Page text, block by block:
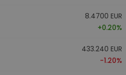
8.4700 EUR
+0.20%
433.240 EUR
-1.20%